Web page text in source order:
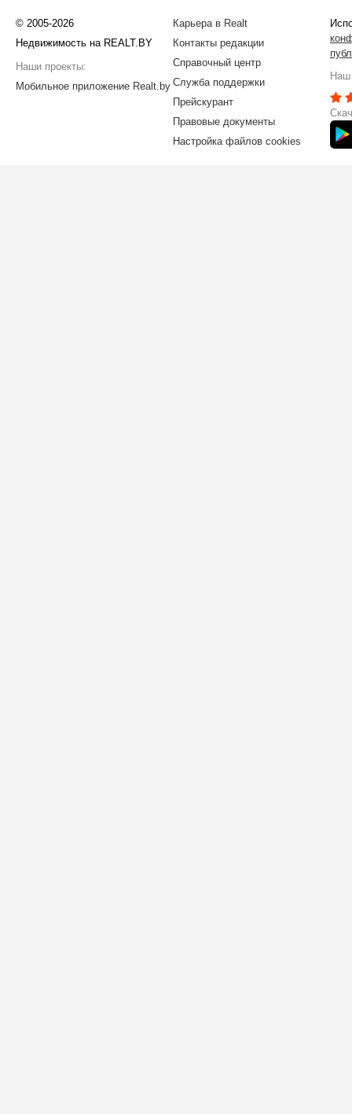
© 2005-2026
Недвижимость на REALT.BY
Наши проекты:
Мобильное приложение Realt.by
Карьера в Realt
Контакты редакции
Справочный центр
Служба поддержки
Прейскурант
Правовые документы
Настройка файлов cookies
Наш